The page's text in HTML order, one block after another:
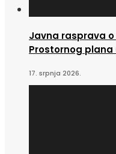
Javna rasprava
Prostornog plana
17. srpnja 2026.